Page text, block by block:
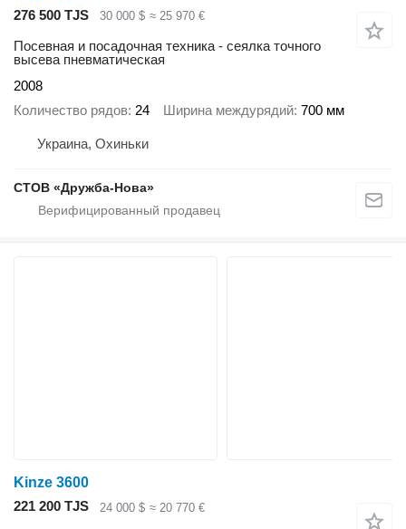
276 500 TJS
30 000 $ ≈ 25 970 €
Посевная и посадочная техника - сеялка точного
высева пневматическая
2008
Количество рядов 24 Ширина междурядий 700 мм
Украина, Охиньки
СТОВ «Дружба-Нова»
Kinze 3600
221 200 TJS
24 000 $ ≈ 20 770 €